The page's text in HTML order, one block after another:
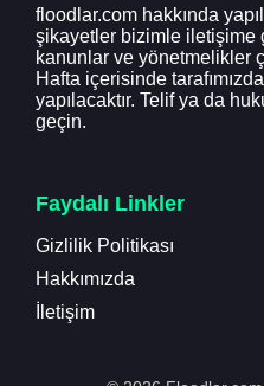
floodlar.com hakkında
şikayetler bizimle iletişime
kanunlar ve yönetmelikler
Hafta içerisinde
yapılacaktır. Telif ya da
geçin.
Faydalı Linkler
Gizlilik Politikası
Hakkımızda
İletişim